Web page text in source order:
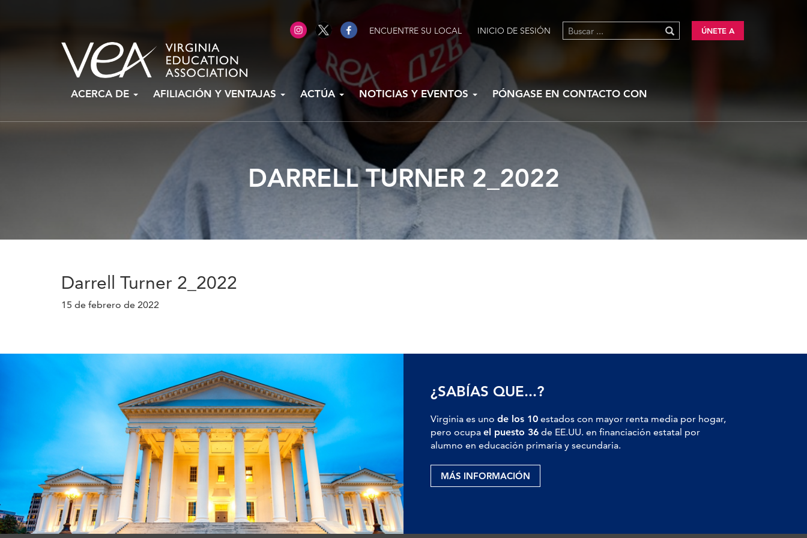
ENCUENTRE SU LOCAL INICIO DE SESIÓN ÚNETE A
ACERCA DE AFILIACIÓN Y VENTAJAS ACTÚA NOTICIAS Y EVENTOS PÓNGASE EN CONTACTO CON
DARRELL TURNER 2_2022
Darrell Turner 2_2022
15 de febrero de 2022
¿SABÍAS QUE...?
Virginia es uno de los 10 estados con mayor renta media por hogar,
pero ocupa el puesto 36 de EE.UU. en financiación estatal por
alumno en educación primaria y secundaria.
MÁS INFORMACIÓN